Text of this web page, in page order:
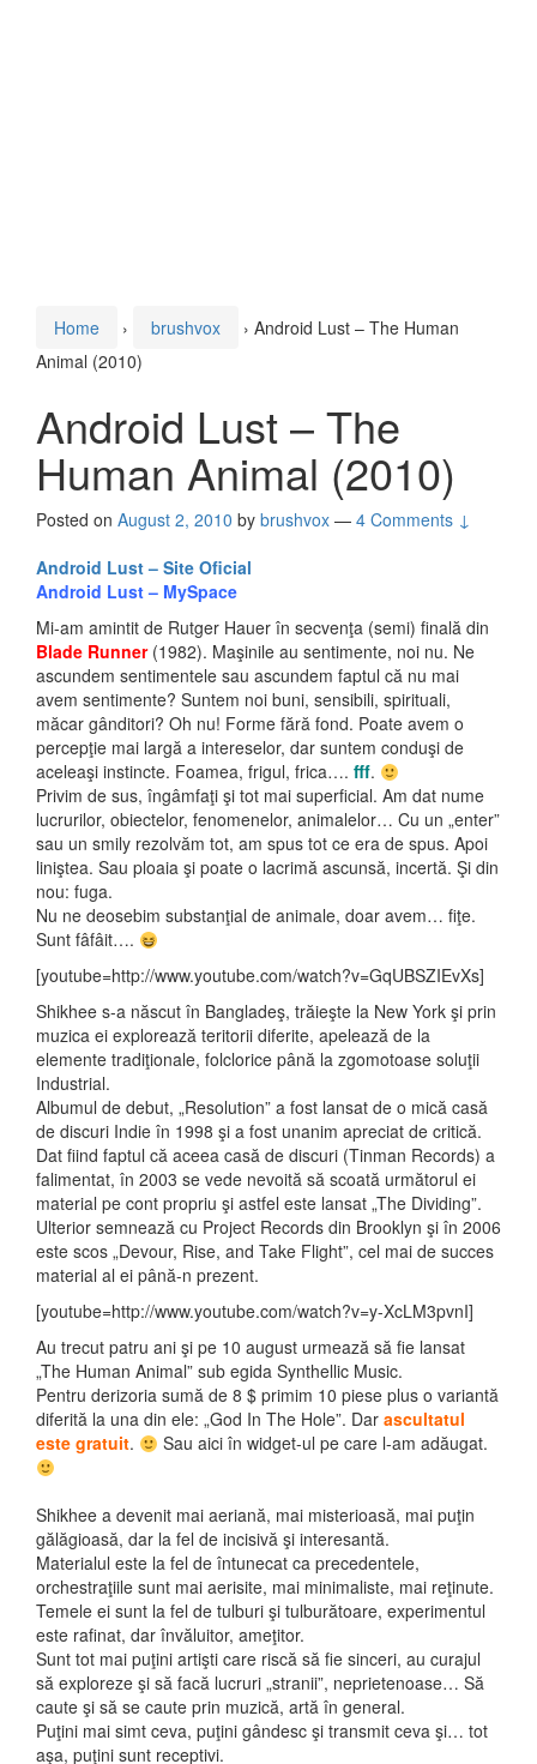
Home › brushvox › Android Lust – The Human
Animal (2010)
Android Lust – The
Human Animal (2010)
Posted on August 2, 2010 by brushvox — 4 Comments ↓
Android Lust – Site Oficial
Android Lust – MySpace
Mi-am amintit de Rutger Hauer în secvenţa (semi) finală din
Blade Runner(1982). Maşinile au sentimente, noi nu. Ne
ascundem sentimentele sau ascundem faptul că nu mai
avem sentimente? Suntem noi buni, sensibili, spirituali,
măcar gânditori? Oh nu! Forme fără fond. Poate avem o
percepţie mai largă a intereselor, dar suntem conduşi de
aceleaşi instincte. Foamea, frigul, frica…. fff.
Privim de sus, îngâmfaţi şi tot mai superficial. Am dat nume
lucrurilor, obiectelor, fenomenelor, animalelor… Cu un „enter”
sau un smily rezolvăm tot, am spus tot ce era de spus. Apoi
liniştea. Sau ploaia şi poate o lacrimă ascunsă, incertă. Şi din
nou: fuga.
Nu ne deosebim substanţial de animale, doar avem… fiţe.
Sunt fâfâit….
[youtube=http://www.youtube.com/watch?v=GqUBSZIEvXs]
Shikhee s-a născut în Bangladeş, trăieşte la New York şi prin
muzica ei explorează teritorii diferite, apelează de la
elemente tradiţionale, folclorice până la zgomotoase soluţii
Industrial.
Albumul de debut, „Resolution” a fost lansat de o mică casă
de discuri Indie în 1998 şi a fost unanim apreciat de critică.
Dat fiind faptul că aceea casă de discuri (Tinman Records) a
falimentat, în 2003 se vede nevoită să scoată următorul ei
material pe cont propriu şi astfel este lansat „The Dividing”.
Ulterior semnează cu Project Records din Brooklyn şi în 2006
este scos „Devour, Rise, and Take Flight”, cel mai de succes
material al ei până-n prezent.
[youtube=http://www.youtube.com/watch?v=y-XcLM3pvnI]
Au trecut patru ani şi pe 10 august urmează să fie lansat
„The Human Animal” sub egida Synthellic Music.
Pentru derizoria sumă de 8 $ primim 10 piese plus o variantă
diferită la una din ele: „God In The Hole”. Dar ascultatul
este gratuit. Sau aici în widget-ul pe care l-am adăugat.
Shikhee a devenit mai aeriană, mai misterioasă, mai puţin
gălăgioasă, dar la fel de incisivă şi interesantă.
Materialul este la fel de întunecat ca precedentele,
orchestraţiile sunt mai aerisite, mai minimaliste, mai reţinute.
Temele ei sunt la fel de tulburi şi tulburătoare, experimentul
este rafinat, dar învăluitor, ameţitor.
Sunt tot mai puţini artişti care riscă să fie sinceri, au curajul
să exploreze şi să facă lucruri „stranii”, neprietenoase… Să
caute şi să se caute prin muzică, artă în general.
Puţini mai simt ceva, puţini gândesc şi transmit ceva şi… tot
aşa, puţini sunt receptivi.